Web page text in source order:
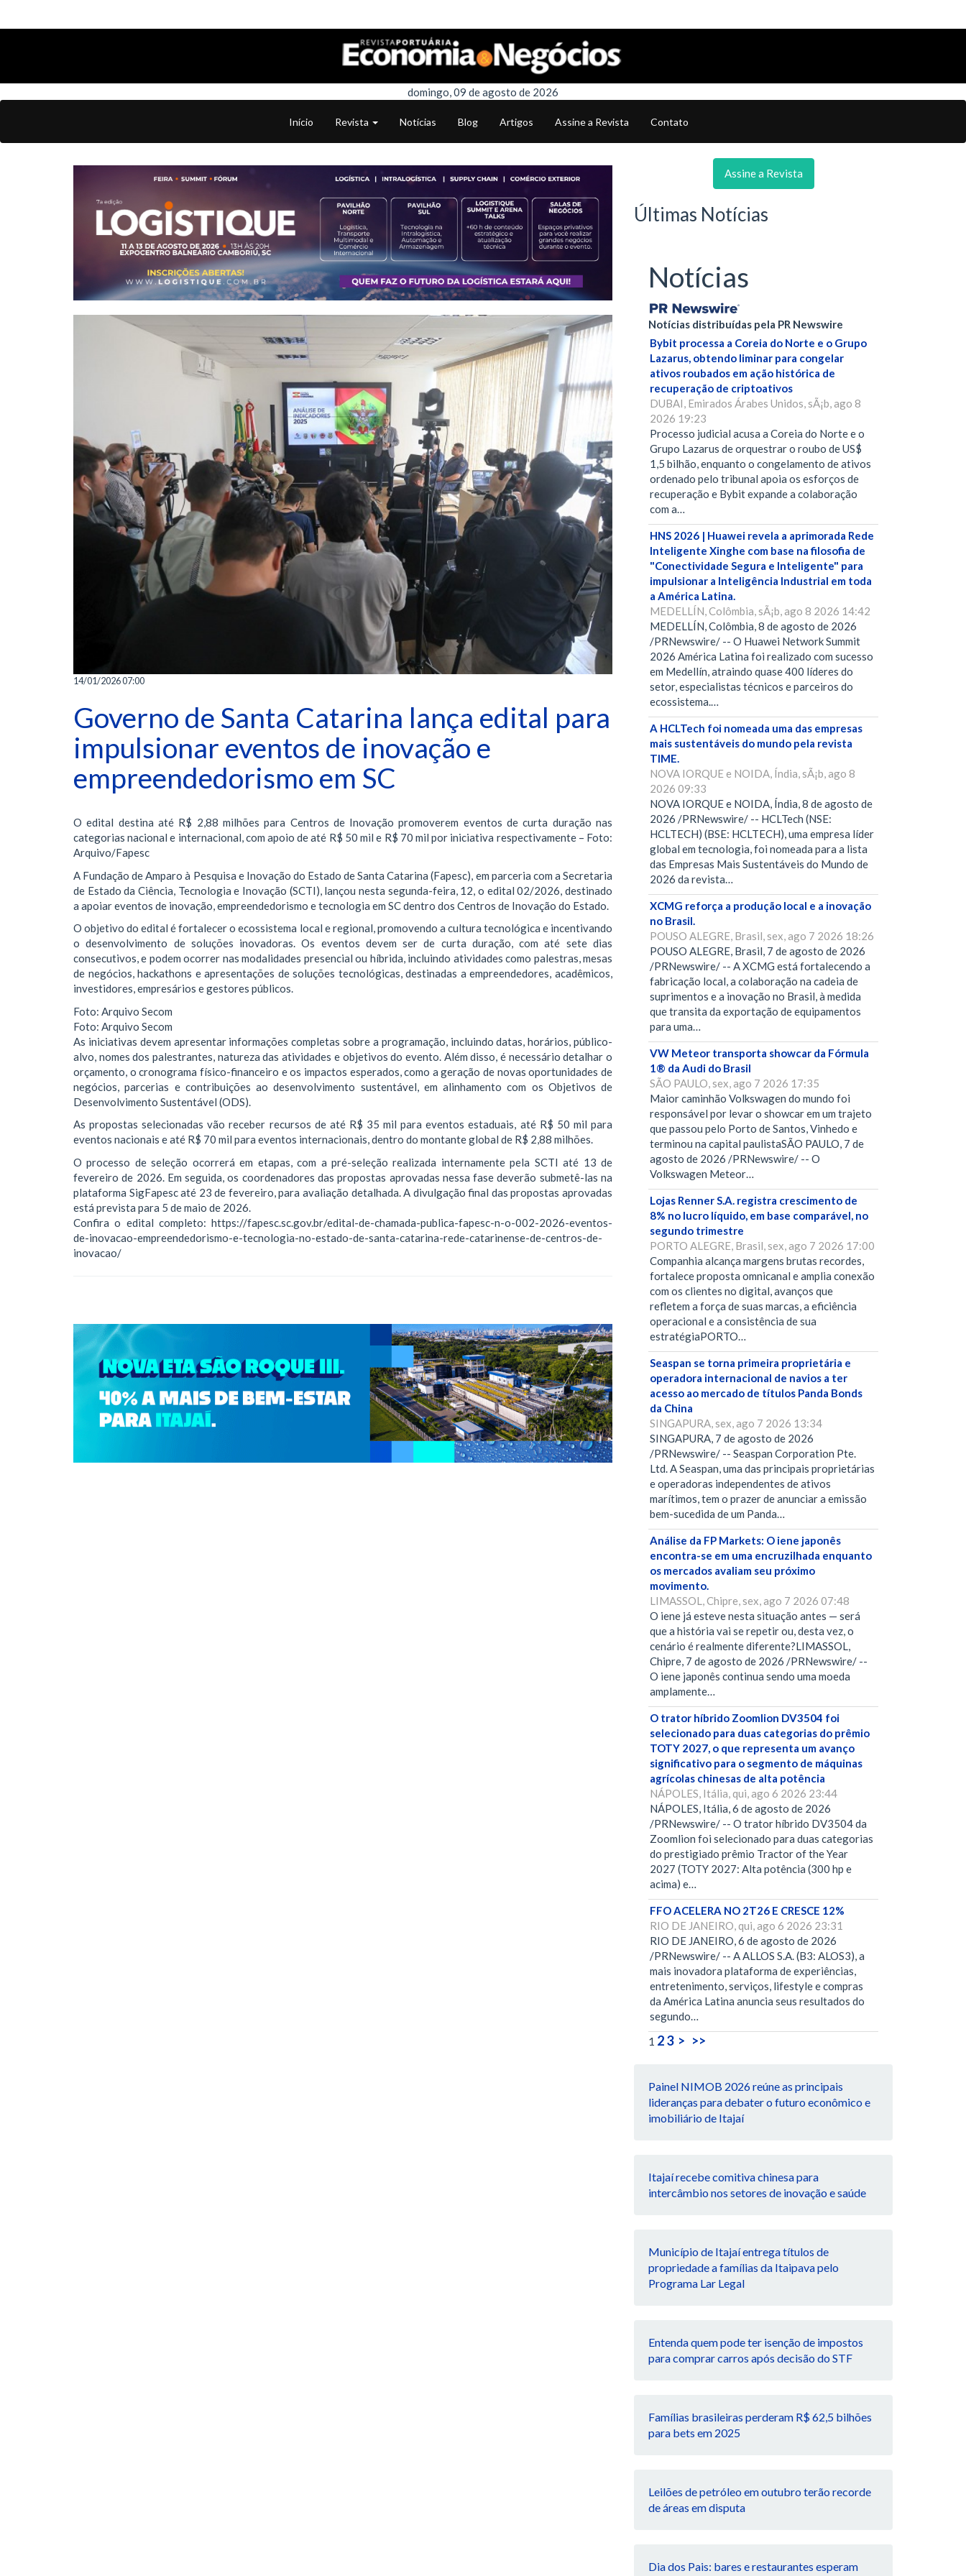
domingo, 09 de agosto de 2026
Início Revista Notícias Blog Artigos Assine a Revista Contato
14/01/2026 07:00
Governo de Santa Catarina lança edital para
impulsionar eventos de inovação e
empreendedorismo em SC
O edital destina até R$ 2,88 milhões para Centros de Inovação promoverem eventos de curta duração nas
categorias nacional e internacional, com apoio de até R$ 50 mil e R$ 70 mil por iniciativa respectivamente – Foto:
Arquivo/Fapesc
A Fundação de Amparo à Pesquisa e Inovação do Estado de Santa Catarina (Fapesc), em parceria com a Secretaria
de Estado da Ciência, Tecnologia e Inovação (SCTI), lançou nesta segunda-feira, 12, o edital 02/2026, destinado
a apoiar eventos de inovação, empreendedorismo e tecnologia em SC dentro dos Centros de Inovação do Estado.
O objetivo do edital é fortalecer o ecossistema local e regional, promovendo a cultura tecnológica e incentivando
o desenvolvimento de soluções inovadoras. Os eventos devem ser de curta duração, com até sete dias
consecutivos, e podem ocorrer nas modalidades presencial ou híbrida, incluindo atividades como palestras, mesas
de negócios, hackathons e apresentações de soluções tecnológicas, destinadas a empreendedores, acadêmicos,
investidores, empresários e gestores públicos.
Foto: Arquivo Secom
Foto: Arquivo Secom
As iniciativas devem apresentar informações completas sobre a programação, incluindo datas, horários, público-
alvo, nomes dos palestrantes, natureza das atividades e objetivos do evento. Além disso, é necessário detalhar o
orçamento, o cronograma físico-financeiro e os impactos esperados, como a geração de novas oportunidades de
negócios, parcerias e contribuições ao desenvolvimento sustentável, em alinhamento com os Objetivos de
Desenvolvimento Sustentável (ODS).
As propostas selecionadas vão receber recursos de até R$ 35 mil para eventos estaduais, até R$ 50 mil para
eventos nacionais e até R$ 70 mil para eventos internacionais, dentro do montante global de R$ 2,88 milhões.
O processo de seleção ocorrerá em etapas, com a pré-seleção realizada internamente pela SCTI até 13 de
fevereiro de 2026. Em seguida, os coordenadores das propostas aprovadas nessa fase deverão submetê-las na
plataforma SigFapesc até 23 de fevereiro, para avaliação detalhada. A divulgação final das propostas aprovadas
está prevista para 5 de maio de 2026.
Confira o edital completo: https://fapesc.sc.gov.br/edital-de-chamada-publica-fapesc-n-o-002-2026-eventos-
de-inovacao-empreendedorismo-e-tecnologia-no-estado-de-santa-catarina-rede-catarinense-de-centros-de-
inovacao/
Assine a Revista
Últimas Notícias
Notícias
Notícias distribuídas pela PR Newswire
Bybit processa a Coreia do Norte e o Grupo
Lazarus, obtendo liminar para congelar
ativos roubados em ação histórica de
recuperação de criptoativos
DUBAI, Emirados Árabes Unidos, sÃ¡b, ago 8
2026 19:23
Processo judicial acusa a Coreia do Norte e o
Grupo Lazarus de orquestrar o roubo de US$
1,5 bilhão, enquanto o congelamento de ativos
ordenado pelo tribunal apoia os esforços de
recuperação e Bybit expande a colaboração
com a…
HNS 2026 | Huawei revela a aprimorada Rede
Inteligente Xinghe com base na filosofia de
"Conectividade Segura e Inteligente" para
impulsionar a Inteligência Industrial em toda
a América Latina.
MEDELLÍN, Colômbia, sÃ¡b, ago 8 2026 14:42
MEDELLÍN, Colômbia, 8 de agosto de 2026
/PRNewswire/ -- O Huawei Network Summit
2026 América Latina foi realizado com sucesso
em Medellín, atraindo quase 400 líderes do
setor, especialistas técnicos e parceiros do
ecossistema.…
A HCLTech foi nomeada uma das empresas
mais sustentáveis do mundo pela revista
TIME.
NOVA IORQUE e NOIDA, Índia, sÃ¡b, ago 8
2026 09:33
NOVA IORQUE e NOIDA, Índia, 8 de agosto de
2026 /PRNewswire/ -- HCLTech (NSE:
HCLTECH) (BSE: HCLTECH), uma empresa líder
global em tecnologia, foi nomeada para a lista
das Empresas Mais Sustentáveis do Mundo de
2026 da revista…
XCMG reforça a produção local e a inovação
no Brasil.
POUSO ALEGRE, Brasil, sex, ago 7 2026 18:26
POUSO ALEGRE, Brasil, 7 de agosto de 2026
/PRNewswire/ -- A XCMG está fortalecendo a
fabricação local, a colaboração na cadeia de
suprimentos e a inovação no Brasil, à medida
que transita da exportação de equipamentos
para uma…
VW Meteor transporta showcar da Fórmula
1® da Audi do Brasil
SÃO PAULO, sex, ago 7 2026 17:35
Maior caminhão Volkswagen do mundo foi
responsável por levar o showcar em um trajeto
que passou pelo Porto de Santos, Vinhedo e
terminou na capital paulistaSÃO PAULO, 7 de
agosto de 2026 /PRNewswire/ -- O
Volkswagen Meteor…
Lojas Renner S.A. registra crescimento de
8% no lucro líquido, em base comparável, no
segundo trimestre
PORTO ALEGRE, Brasil, sex, ago 7 2026 17:00
Companhia alcança margens brutas recordes,
fortalece proposta omnicanal e amplia conexão
com os clientes no digital, avanços que
refletem a força de suas marcas, a eficiência
operacional e a consistência de sua
estratégiaPORTO…
Seaspan se torna primeira proprietária e
operadora internacional de navios a ter
acesso ao mercado de títulos Panda Bonds
da China
SINGAPURA, sex, ago 7 2026 13:34
SINGAPURA, 7 de agosto de 2026
/PRNewswire/ -- Seaspan Corporation Pte.
Ltd. A Seaspan, uma das principais proprietárias
e operadoras independentes de ativos
marítimos, tem o prazer de anunciar a emissão
bem-sucedida de um Panda…
Análise da FP Markets: O iene japonês
encontra-se em uma encruzilhada enquanto
os mercados avaliam seu próximo
movimento.
LIMASSOL, Chipre, sex, ago 7 2026 07:48
O iene já esteve nesta situação antes — será
que a história vai se repetir ou, desta vez, o
cenário é realmente diferente?LIMASSOL,
Chipre, 7 de agosto de 2026 /PRNewswire/ --
O iene japonês continua sendo uma moeda
amplamente…
O trator híbrido Zoomlion DV3504 foi
selecionado para duas categorias do prêmio
TOTY 2027, o que representa um avanço
significativo para o segmento de máquinas
agrícolas chinesas de alta potência
NÁPOLES, Itália, qui, ago 6 2026 23:44
NÁPOLES, Itália, 6 de agosto de 2026
/PRNewswire/ -- O trator híbrido DV3504 da
Zoomlion foi selecionado para duas categorias
do prestigiado prêmio Tractor of the Year
2027 (TOTY 2027: Alta potência (300 hp e
acima) e…
FFO ACELERA NO 2T26 E CRESCE 12%
RIO DE JANEIRO, qui, ago 6 2026 23:31
RIO DE JANEIRO, 6 de agosto de 2026
/PRNewswire/ -- A ALLOS S.A. (B3: ALOS3), a
mais inovadora plataforma de experiências,
entretenimento, serviços, lifestyle e compras
da América Latina anuncia seus resultados do
segundo…
1 23 > >>
Painel NIMOB 2026 reúne as principais
lideranças para debater o futuro econômico e
imobiliário de Itajaí
Itajaí recebe comitiva chinesa para
intercâmbio nos setores de inovação e saúde
Município de Itajaí entrega títulos de
propriedade a famílias da Itaipava pelo
Programa Lar Legal
Entenda quem pode ter isenção de impostos
para comprar carros após decisão do STF
Famílias brasileiras perderam R$ 62,5 bilhões
para bets em 2025
Leilões de petróleo em outubro terão recorde
de áreas em disputa
Dia dos Pais: bares e restaurantes esperam